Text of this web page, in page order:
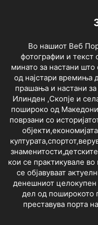
Во нашиот Веб
фотографии и текст
минато за настани што
од најстари времиња
прашања и настани
Илинден ,Скопје и
пошироко од
поврзани со
кои се практикувале
се објавуваат
денешниот целокупен
дел од поширокото
преставува порта